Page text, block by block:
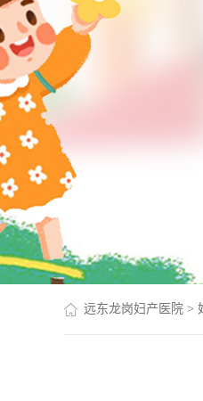
远东龙岗妇产医院 >